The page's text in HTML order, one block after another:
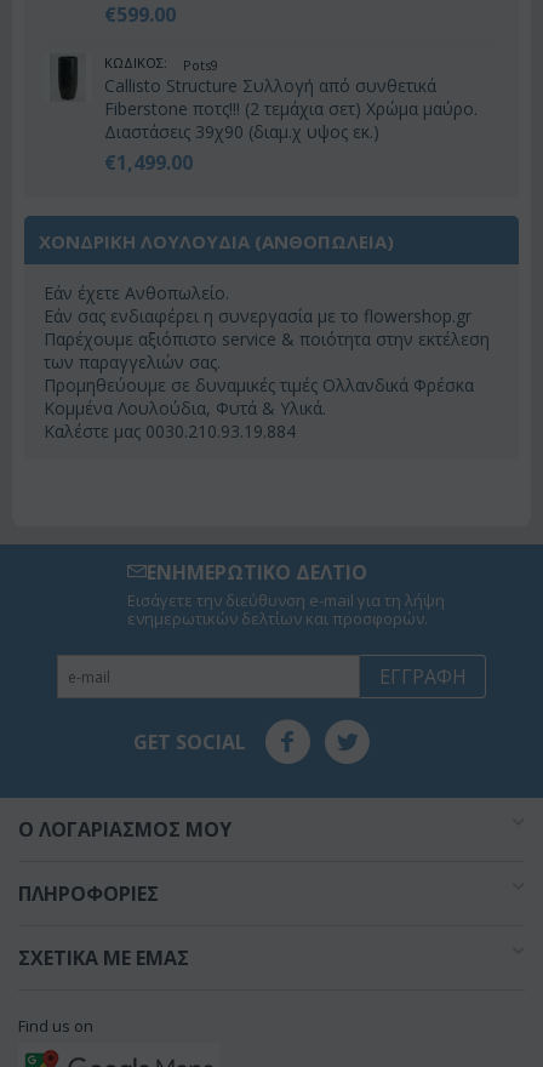
€599.00
ΚΩΔΙΚΟΣ: Pots9
Callisto Structure Συλλογή από συνθετικά
Fiberstone ποτς!!! (2 τεμάχια σετ) Χρώμα μαύρο.
Διαστάσεις 39χ90 (διαμ.χ υψος εκ.)
€1,499.00
ΧΟΝΔΡΙΚΗ ΛΟΥΛΟΥΔΙΑ (ΑΝΘΟΠΩΛΕΊΑ)
Εάν έχετε Ανθοπωλείο.
Εάν σας ενδιαφέρει η συνεργασία με το flowershop.gr
Παρέχουμε αξιόπιστο service & ποιότητα στην εκτέλεση
των παραγγελιών σας.
Προμηθεύουμε σε δυναμικές τιμές Ολλανδικά Φρέσκα
Κομμένα Λουλούδια, Φυτά & Υλικά.
Καλέστε μας 0030.210.93.19.884
ΕΝΗΜΕΡΩΤΙΚΟ ΔΕΛΤΙΟ
Εισάγετε την διεύθυνση e-mail για τη λήψη
ενημερωτικών δελτίων και προσφορών.
ΕΓΓΡΑΦΉ
GET SOCIAL
O ΛΟΓΑΡΙΑΣΜΌΣ ΜΟΥ
ΠΛΗΡΟΦΟΡΊΕΣ
ΣΧΕΤΙΚΆ ΜΕ ΕΜΆΣ
Find us on